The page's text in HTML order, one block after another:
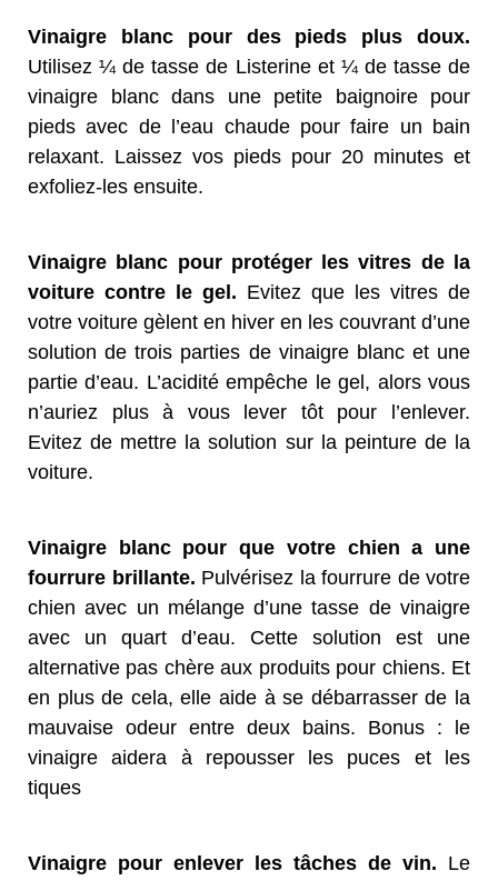
Vinaigre blanc pour des pieds plus doux.
Utilisez ¼ de tasse de Listerine et ¼ de tasse de
vinaigre blanc dans une petite baignoire pour
pieds avec de l’eau chaude pour faire un bain
relaxant. Laissez vos pieds pour 20 minutes et
exfoliez-les ensuite.
Vinaigre blanc pour protéger les vitres de la
voiture contre le gel. Evitez que les vitres de
votre voiture gèlent en hiver en les couvrant d’une
solution de trois parties de vinaigre blanc et une
partie d’eau. L’acidité empêche le gel, alors vous
n’auriez plus à vous lever tôt pour l’enlever.
Evitez de mettre la solution sur la peinture de la
voiture.
Vinaigre blanc pour que votre chien a une
fourrure brillante. Pulvérisez la fourrure de votre
chien avec un mélange d’une tasse de vinaigre
avec un quart d’eau. Cette solution est une
alternative pas chère aux produits pour chiens. Et
en plus de cela, elle aide à se débarrasser de la
mauvaise odeur entre deux bains. Bonus : le
vinaigre aidera à repousser les puces et les
tiques
Vinaigre pour enlever les tâches de vin. Le